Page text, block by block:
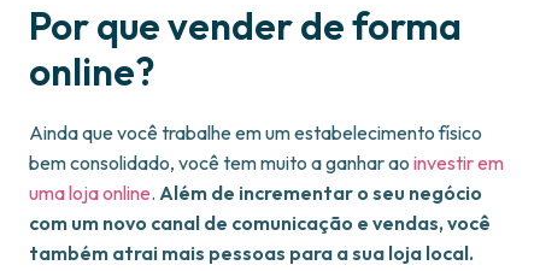
Por que vender de forma
online?
Ainda que você trabalhe em um estabelecimento físico
bem consolidado, você tem muito a ganhar ao investir em
uma loja online. Além de incrementar o seu negócio
com um novo canal de comunicação e vendas, você
também atrai mais pessoas para a sua loja local.